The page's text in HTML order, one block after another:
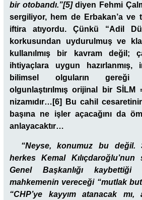
bir otobandı.”[5] diyen Fehmi
sergiliyor, hem de Erbakan’a ve
iftira atıyordu. Çünkü “Adil
korkusundan uydurulmuş ve
kullanılmış bir kavram değil;
ihtiyaçlara uygun hazırlanmış,
bilimsel olguların gereği
olgunlaştırılmış orijinal bir SİLM
nizamıdır… [6]
Bu cahil
başına ne işler açacağını da
anlayacaktır…
“Neyse, konumuz bu değil.
herkes Kemal
Genel Başkanlığı
mahkemenin vereceği “mutlak
“CHP’ye kayyım atanacak mı,